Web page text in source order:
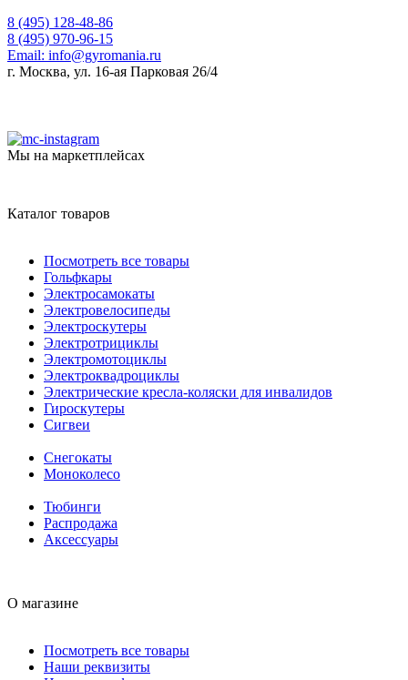
8 (495) 128-48-86
8 (495) 970-96-15
Email: info@gyromania.ru
г. Москва, ул. 16-ая Парковая 26/4
Мы на маркетплейсах
Каталог товаров
Посмотреть все товары
Гольфкары
Электросамокаты
Электровелосипеды
Электроскутеры
Электротрициклы
Электромотоциклы
Электроквадроциклы
Электрические кресла-коляски для инвалидов
Гироскутеры
Сигвеи
Снегокаты
Моноколесо
Тюбинги
Распродажа
Аксессуары
О магазине
Посмотреть все товары
Наши реквизиты